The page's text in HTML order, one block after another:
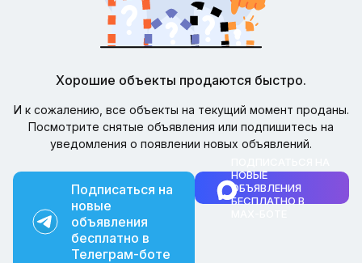
Хорошие объекты продаются быстро.
И к сожалению, все объекты на текущий момент проданы.
Посмотрите снятые объявления или подпишитесь на
уведомления о появлении новых объявлений.
Подписаться на
новые
объявления
бесплатно в
Телеграм-боте
НОВЫЕ
ОБЪЯВЛЕНИЯ
БЕСПЛАТНО В